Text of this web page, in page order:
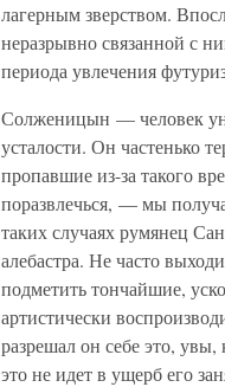
лагерным зверством.
неразрывно связанной с
периода увлечения
Солженицын — человек
усталости. Он частенько
пропавшие из-за такого
поразвлечься, — мы
таких случаях румянец
алебастра. Не часто
подметить тончайшие,
артистически
разрешал он себе это, увы,
это не идет в ущерб его